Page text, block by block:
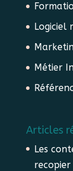
Logiciel
Métier
Articles
Les
recopier